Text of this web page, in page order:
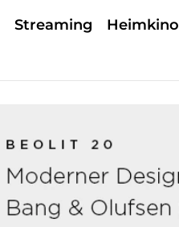
Streaming Heimkino